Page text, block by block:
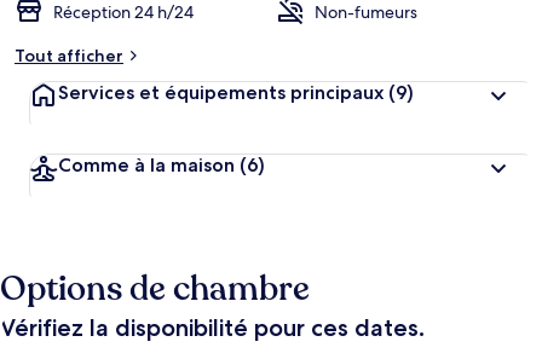
Réception 24 h/24
Non-fumeurs
Tout afficher
Services et équipements principaux (9)
Comme à la maison (6)
Options de chambre
Vérifiez la disponibilité pour ces dates.